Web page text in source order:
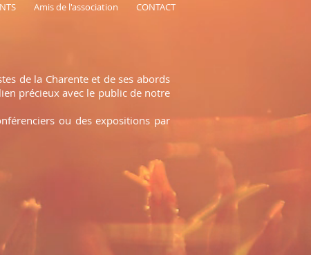
Amis de l'association CONTACT
de la Charente et de ses abords
précieux avec le public de notre
ou des expositions par